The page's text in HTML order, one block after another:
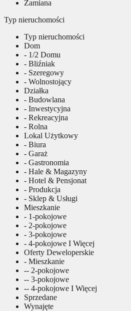
Zamiana
Typ nieruchomości
Typ nieruchomości
Dom
- 1/2 Domu
- Bliźniak
- Szeregowy
- Wolnostojący
Działka
- Budowlana
- Inwestycyjna
- Rekreacyjna
- Rolna
Lokal Użytkowy
- Biura
- Garaż
- Gastronomia
- Hale & Magazyny
- Hotel & Pensjonat
- Produkcja
- Sklep & Usługi
Mieszkanie
- 1-pokojowe
- 2-pokojowe
- 3-pokojowe
- 4-pokojowe I Więcej
Oferty Deweloperskie
- Mieszkanie
-- 2-pokojowe
-- 3-pokojowe
-- 4-pokojowe I Więcej
Sprzedane
Wynajęte